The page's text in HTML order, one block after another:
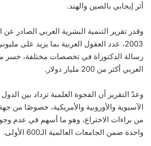
أثر إيجابي بالصين والهند.
وقدر تقرير التنمية البشرية العربي الصادر عن
2003، عدد العقول العربية بما يزيد على
رسالة الدكتوراة في تخصصات مختلفة، خسر
العربي أكثر من 200 مليار دولار.
وعدّ التقرير أن الفجوة العلمية تزداد بين الدول
الآسيوية والأوروبية والأمريكية، خصوصًا من
من براءات الاختراع، وهو ما أسهم في عدم
واحدة ضمن الجامعات العالمية الـ600 الأولى.